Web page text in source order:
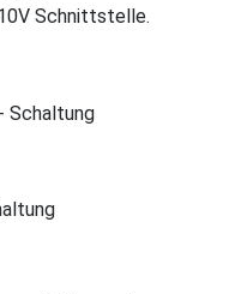
Schnittstelle.
Schaltung